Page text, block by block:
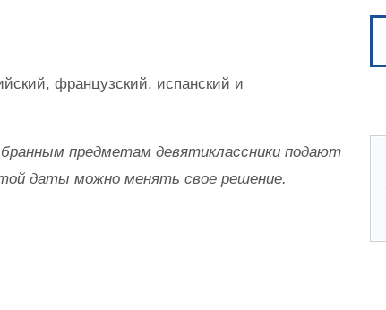
французский, испанский и
предметам девятиклассники подают
даты можно менять свое решение.